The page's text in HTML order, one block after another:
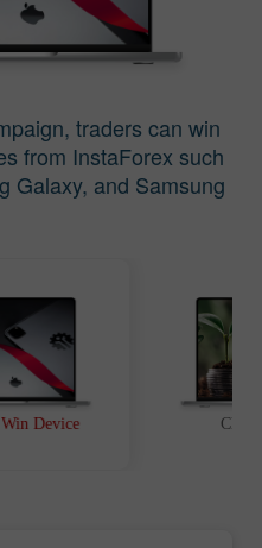
traders can win
from InstaForex such
Galaxy, and Samsung
Device